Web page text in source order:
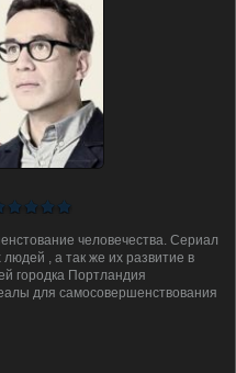
человечества. Сериал
, а так же их развитие в
городка Портландия
для самосовершенствования